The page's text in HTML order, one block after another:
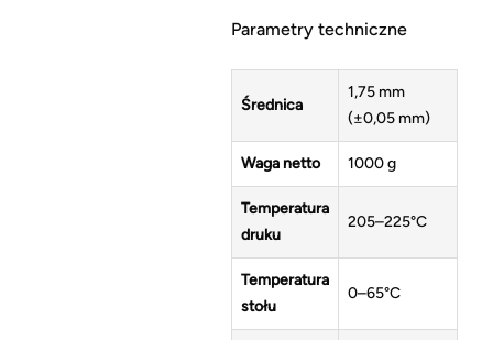
Parametry techniczne
Średnica
1,75 mm
(±0,05 mm)
Waga netto 1000 g
Temperatura
druku
205–225°C
Temperatura
stołu
0–65°C